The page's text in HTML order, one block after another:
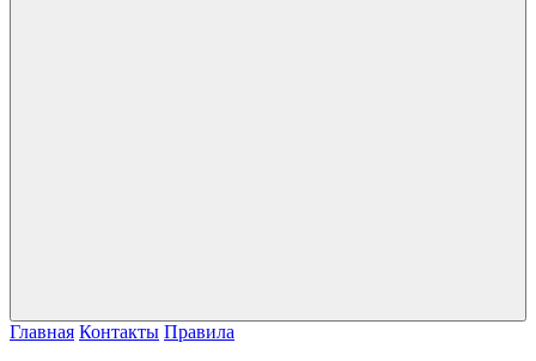
Главная Контакты Правила